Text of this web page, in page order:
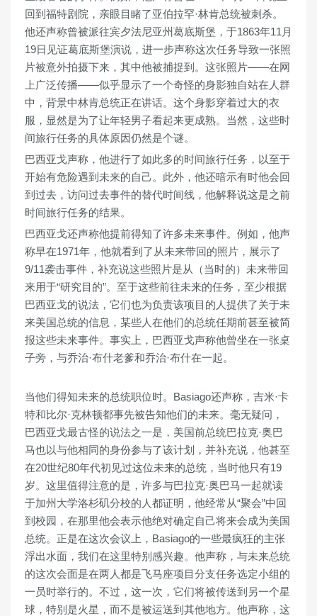
回到福特剧院，亲眼目睹了亚伯拉罕·林肯总统被刺杀。
他还声称曾被派往宾夕法尼亚州葛底斯堡，于1863年11月
19日见证葛底斯堡演说，进一步声称这次任务导致一张照
片被意外拍摄下来，其中他被捕捉到。这张照片——在网
上广泛传播——似乎显示了一个奇怪的身影独自站在人群
中，背景中林肯总统正在讲话。这个身影穿着过大的衣
服，显然是为了让年轻男子看起来更成熟。当然，这些时
间旅行任务的具体原因仍然是个谜。
巴西亚戈声称，他进行了如此多的时间旅行任务，以至于
开始有危险遇到未来的自己。此外，他还暗示有时他会回
到过去，访问过去事件的替代时间线，他解释说这是之前
时间旅行任务的结果。
巴西亚戈还声称他提前得知了许多未来事件。例如，他声
称早在1971年，他就看到了从未来带回的照片，展示了
9/11袭击事件，补充说这些照片是从（当时的）未来带回
来用于“研究目的”。至于这些前往未来的任务，至少根据
巴西亚戈的说法，它们也为负责该项目的人提供了关于未
来美国总统的信息，某些人在他们的总统任期前甚至被简
报这些未来事件。事实上，巴西亚戈声称他曾坐在一张桌
子旁，与乔治·布什老爹和乔治·布什在一起。
当他们得知未来的总统职位时。Basiago还声称，吉米·卡
特和比尔·克林顿都事先被告知他们的未来。毫无疑问，
巴西亚戈最古怪的说法之一是，美国前总统巴拉克·奥巴
马也以与他相同的身份参与了该计划，并补充说，他甚至
在20世纪80年代初见过这位未来的总统，当时他只有19
岁。这里值得注意的是，许多与巴拉克·奥巴马一起就读
于加州大学洛杉矶分校的人都证明，他经常从“聚会”中回
到校园，在那里他会表示他绝对确定自己将来会成为美国
总统。正是在这次会议上，Basiago的一些最疯狂的主张
浮出水面，我们在这里特别感兴趣。他声称，与未来总统
的这次会面是在两人都是飞马座项目分支任务选定小组的
一员时举行的。不过，这一次，它们将被传送到另一个星
球，特别是火星，而不是被运送到其他地方。他声称，这